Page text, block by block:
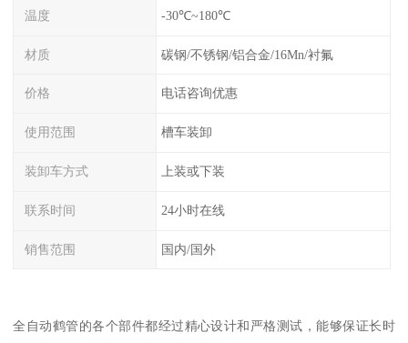
温度 -30℃~180℃
材质 碳钢/不锈钢/铝合金/16Mn/衬氟
价格 电话咨询优惠
使用范围 槽车装卸
装卸车方式 上装或下装
联系时间 24小时在线
销售范围 国内/国外
全自动鹤管的各个部件都经过精心设计和严格测试，能够保证长时